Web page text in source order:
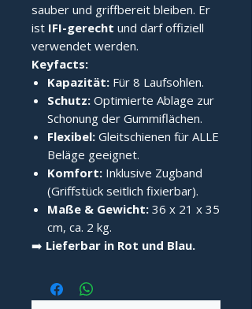
sauber und griffbereit bleiben. Er
ist IFI-gerecht und darf offiziell
verwendet werden.
Keyfacts:
Kapazität: Für 8 Laufsohlen.
Schutz: Optimierte Ablage zur
Schonung der Gummiflächen.
Flexibel: Gleitschienen für ALLE
Beläge geeignet.
Komfort: Inklusive Zugband
(Griffstück seitlich fixierbar).
Maße & Gewicht: 36 x 21 x 35
cm, ca. 2 kg.
➡️ Lieferbar in Rot und Blau.